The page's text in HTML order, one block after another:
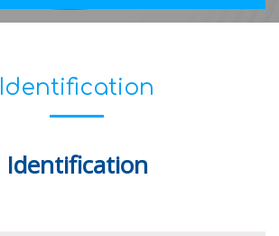
Identification
Identification